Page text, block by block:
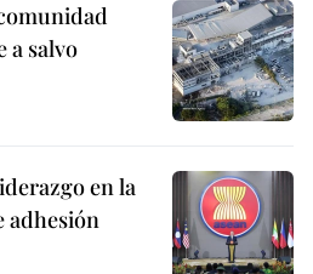
a salvo
en la
adhesión